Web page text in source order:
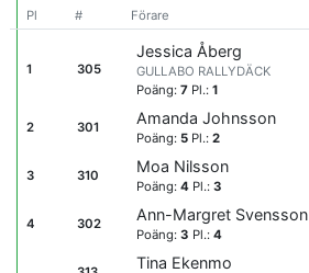
Pl # Förare
1 305
Jessica Åberg
GULLABO RALLYDÄCK
Poäng:7 Pl.:1
2 301 Amanda Johnsson
Poäng: 5 Pl.:2
3 310 Moa Nilsson
Poäng:4 Pl.:3
4 302 Ann-Margret Svensson
Poäng:3 Pl.:4
Tina Ekenmo